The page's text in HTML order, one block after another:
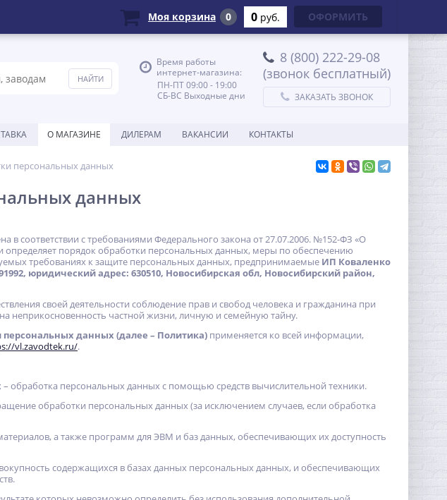
Время работы
интернет-магазина:
ПН-ПТ 09:00 - 19:00
СБ-ВС Выходные дни
8 (800) 222-29-08
(звонок бесплатный)
ЗАКАЗАТЬ ЗВОНОК
О МАГАЗИНЕ ДИЛЕРАМ ВАКАНСИИ КОНТАКТЫ
персональных данных
данных
в соответствии с требованиями Федерального закона от 27.07.2006. №152-ФЗ «О
порядок обработки персональных данных, меры по обеспечению
требованиях к защите персональных данных, предпринимаемые ИП Коваленко
юридический адрес: 630510, Новосибирская обл, Новосибирский район,
своей деятельности соблюдение прав и свобод человека и гражданина при
неприкосновенность частной жизни, личную и семейную тайну.
данных (далее – Политика) применяется ко всей информации,
vl.zavodtek.ru/.
– обработка персональных данных с помощью средств вычислительной техники.
обработки персональных данных (за исключением случаев, если обработка
а также программ для ЭВМ и баз данных, обеспечивающих их доступность
содержащихся в базах данных персональных данных, и обеспечивающих
Моя корзина 0 0 руб. ОФОРМИТЬ